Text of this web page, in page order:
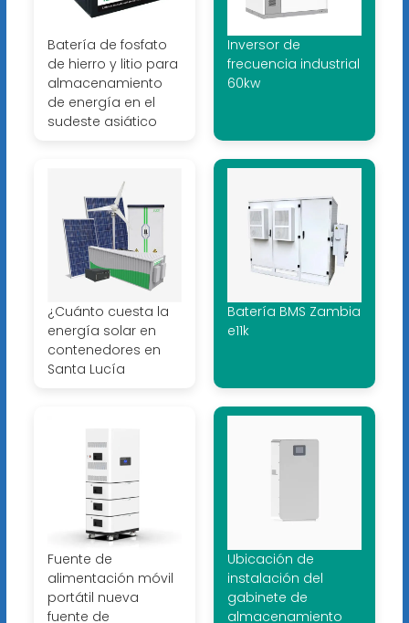
Batería de fosfato
de hierro y litio para
almacenamiento
de energía en el
sudeste asiático
Inversor de
frecuencia industrial
60kw
¿Cuánto cuesta la
energía solar en
contenedores en
Santa Lucía
Batería BMS Zambia
e11k
Fuente de
alimentación móvil
portátil nueva
fuente de
Ubicación de
instalación del
gabinete de
almacenamiento